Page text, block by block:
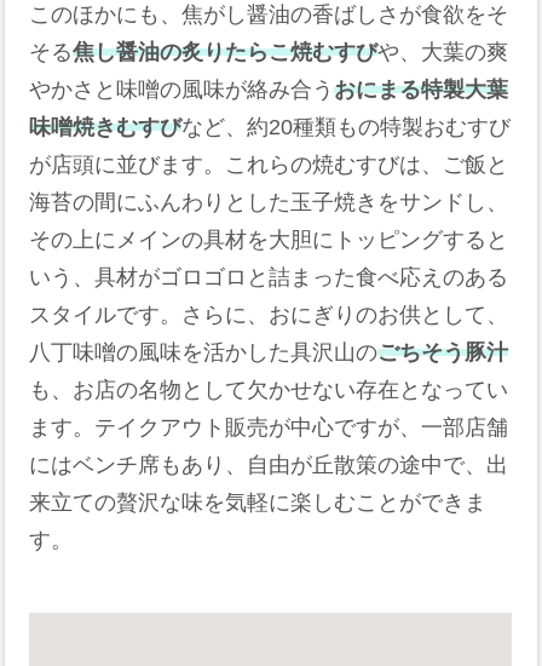
このほかにも、焦がし醤油の香ばしさが食欲をそ
そる焦し醤油の炙りたらこ焼むすびや、大葉の爽
やかさと味噌の風味が絡み合うおにまる特製大葉
味噌焼きむすびなど、約20種類もの特製おむすび
が店頭に並びます。これらの焼むすびは、ご飯と
海苔の間にふんわりとした玉子焼きをサンドし、
その上にメインの具材を大胆にトッピングすると
いう、具材がゴロゴロと詰まった食べ応えのある
スタイルです。さらに、おにぎりのお供として、
八丁味噌の風味を活かした具沢山のごちそう豚汁
も、お店の名物として欠かせない存在となってい
ます。テイクアウト販売が中心ですが、一部店舗
にはベンチ席もあり、自由が丘散策の途中で、出
来立ての贅沢な味を気軽に楽しむことができま
す。